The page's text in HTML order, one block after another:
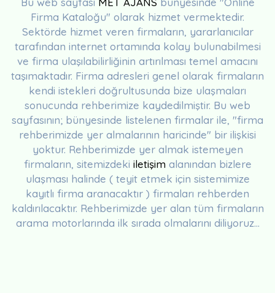
Firma Kataloğu" olarak hizmet vermektedir.
Sektörde hizmet veren firmaların, yararlanıcılar
tarafından internet ortamında kolay bulunabilmesi
ve firma ulaşılabilirliğinin artırılması temel amacını
taşımaktadır. Firma adresleri genel olarak firmaların
kendi istekleri doğrultusunda bize ulaşmaları
sonucunda rehberimize kaydedilmiştir. Bu web
sayfasının; bünyesinde listelenen firmalar ile, "firma
rehberimizde yer almalarının haricinde" bir ilişkisi
yoktur. Rehberimizde yer almak istemeyen
firmaların, sitemizdeki iletişim alanından bizlere
ulaşması halinde ( teyit etmek için sistemimize
kayıtlı firma aranacaktır ) firmaları rehberden
kaldırılacaktır. Rehberimizde yer alan tüm firmaların
arama motorlarında ilk sırada olmalarını diliyoruz...